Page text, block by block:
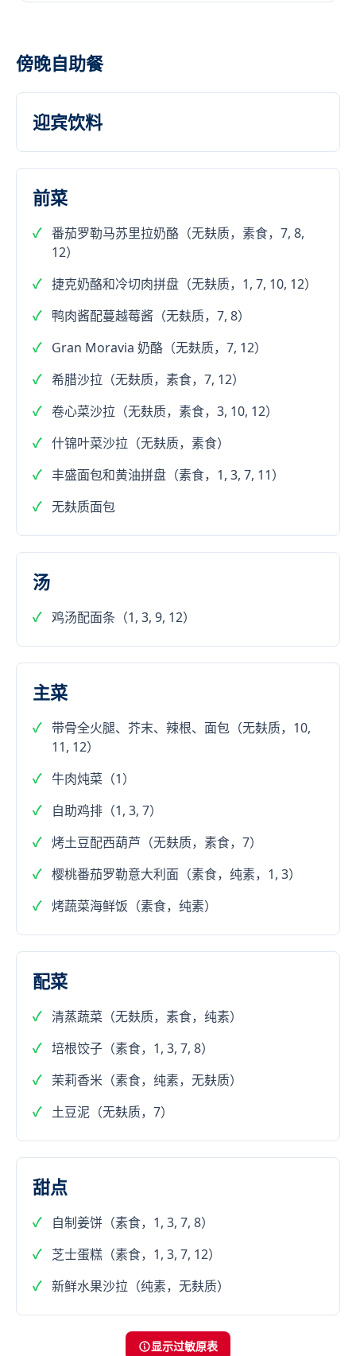
傍晚自助餐
迎宾饮料
前菜
番茄罗勒马苏里拉奶酪（无麸质，素食，7, 8,
12）
捷克奶酪和冷切肉拼盘（无麸质，1, 7, 10, 12）
鸭肉酱配蔓越莓酱（无麸质，7, 8）
Gran Moravia 奶酪（无麸质，7, 12）
希腊沙拉（无麸质，素食，7, 12）
卷心菜沙拉（无麸质，素食，3, 10, 12）
什锦叶菜沙拉（无麸质，素食）
丰盛面包和黄油拼盘（素食，1, 3, 7, 11）
无麸质面包
汤
鸡汤配面条（1, 3, 9, 12）
主菜
带骨全火腿、芥末、辣根、面包（无麸质，10,
11, 12）
牛肉炖菜（1）
自助鸡排（1, 3, 7）
烤土豆配西葫芦（无麸质，素食，7）
樱桃番茄罗勒意大利面（素食，纯素，1, 3）
烤蔬菜海鲜饭（素食，纯素）
配菜
清蒸蔬菜（无麸质，素食，纯素）
培根饺子（素食，1, 3, 7, 8）
茉莉香米（素食，纯素，无麸质）
土豆泥（无麸质，7）
甜点
自制姜饼（素食，1, 3, 7, 8）
芝士蛋糕（素食，1, 3, 7, 12）
新鲜水果沙拉（纯素，无麸质）
显示过敏原表